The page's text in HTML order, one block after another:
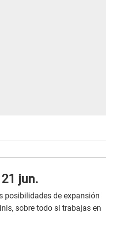
jun.
posibilidades de expansión
sobre todo si trabajas en